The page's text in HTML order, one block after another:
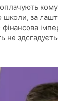
школи, за
не